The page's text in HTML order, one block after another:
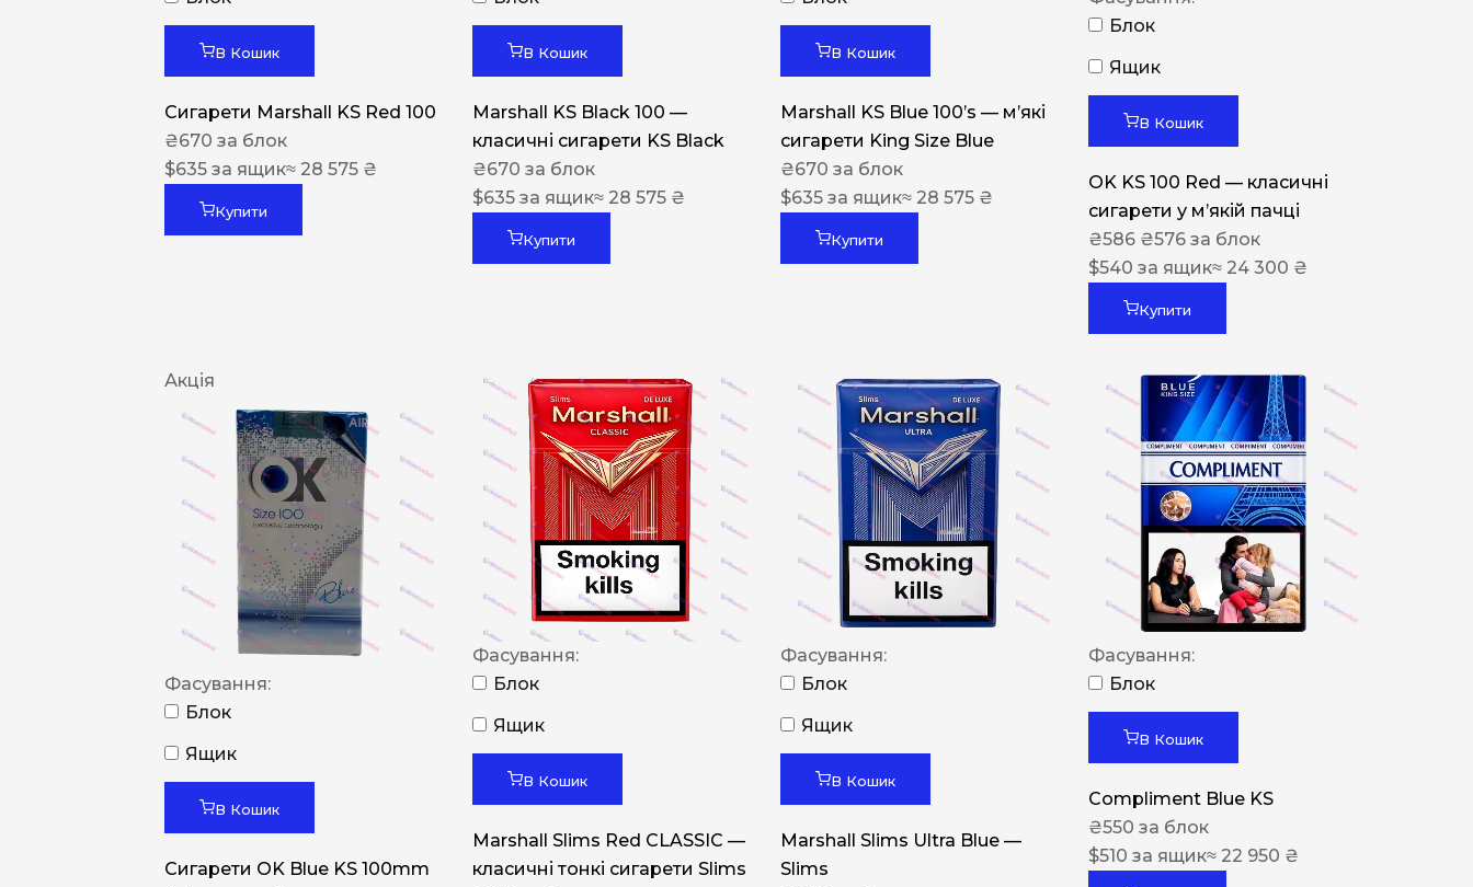
Nistru
Focus
De Santis
MONUS
NERO
NERO
Гуцульскі
Italian Blend 821
Arizona
В Кошик
Сигарети Marshall KS Red 100
₴670 за блок
$635 за ящик≈ 28 575 ₴
Купити
В Кошик
Marshall KS Black 100 —
класичні сигарети KS Black
₴670 за блок
$635 за ящик≈ 28 575 ₴
Купити
В Кошик
Marshall KS Blue 100’s — м’які
сигарети King Size Blue
₴670 за блок
$635 за ящик≈ 28 575 ₴
Купити
Блок
Ящик
В Кошик
OK KS 100 Red — класичні
сигарети у м’якій пачці
₴586 ₴576 за блок
$540 за ящик≈ 24 300 ₴
Купити
Акція
Фасування:
Блок
Ящик
В Кошик
Сигарети OK Blue KS 100mm
Фасування:
Блок
Ящик
В Кошик
Marshall Slims Red CLASSIC —
класичні тонкі сигарети Slims
Фасування:
Блок
Ящик
В Кошик
Marshall Slims Ultra Blue —
Slims
Фасування:
Блок
В Кошик
Compliment Blue KS
₴550 за блок
$510 за ящик≈ 22 950 ₴